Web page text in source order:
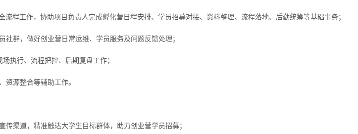
程工作，协助项目负责人完成孵化营日程安排、学员招募对接、资料整理、流程落地、后勤统筹等基础事务；
群，做好创业营日常运维、学员服务及问题反馈处理；
执行、流程把控、后期复盘工作；
源整合等辅助工作。
渠道，精准触达大学生目标群体，助力创业营学员招募；